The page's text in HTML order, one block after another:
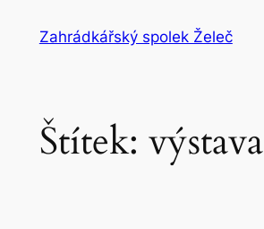
Zahrádkářský spolek Želeč
Štítek: výstava